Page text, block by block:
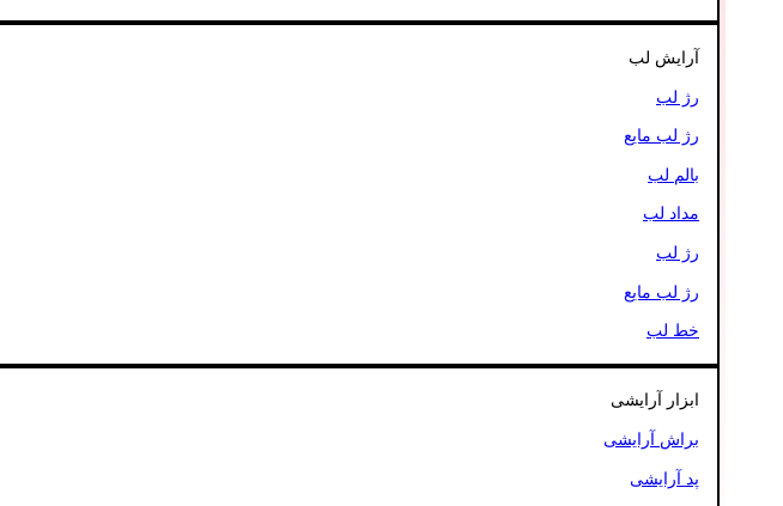
آرایش لب
رژ لب
رژ لب مایع
بالم لب
مداد لب
رژ لب
رژ لب مایع
خط لب
ابزار آرایشی
براش آرایشی
پد آرایشی